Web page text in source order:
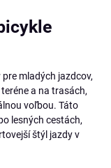
pre mladých jazdcov,
a na trasách,
voľbou. Táto
lesných cestách,
štýl jazdy v